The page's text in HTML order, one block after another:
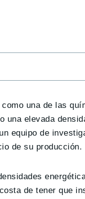
una de las
elevada
equipo de
de su producción.
de tener que